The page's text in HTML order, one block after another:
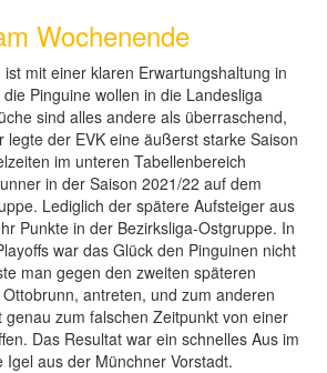
Wochenende
ist mit einer klaren Erwartungshaltung in
Pinguine wollen in die Landesliga
sind alles andere als überraschend,
legte der EVK eine äußerst starke Saison
im unteren Tabellenbereich
in der Saison 2021/22 auf dem
Lediglich der spätere Aufsteiger aus
Punkte in der Bezirksliga-Ostgruppe. In
war das Glück den Pinguinen nicht
man gegen den zweiten späteren
antreten, und zum anderen
zum falschen Zeitpunkt von einer
Das Resultat war ein schnelles Aus im
Igel aus der Münchner Vorstadt.